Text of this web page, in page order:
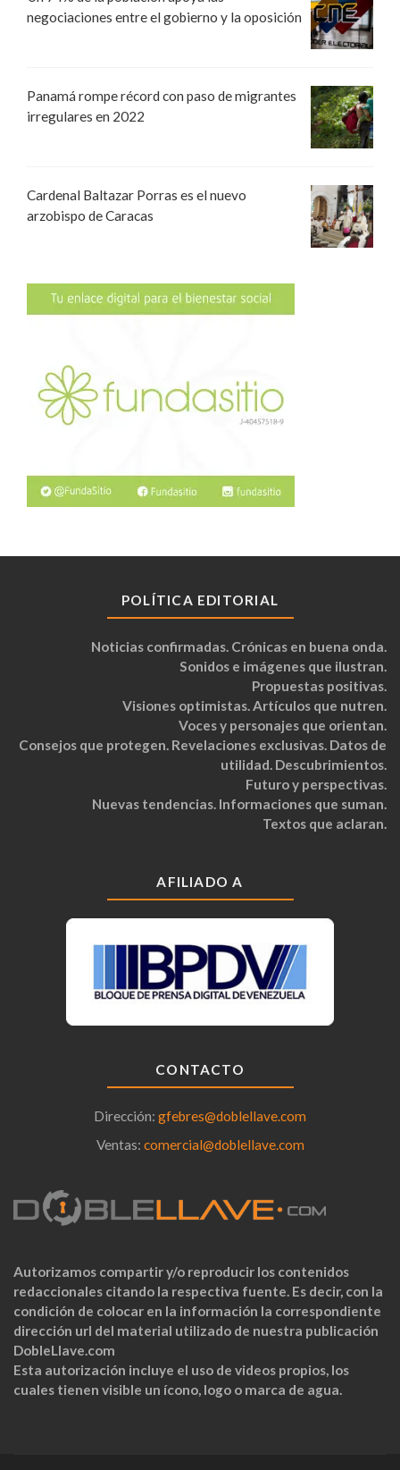
negociaciones entre el gobierno y la oposición
Panamá rompe récord con paso de migrantes
irregulares en 2022
Cardenal Baltazar Porras es el nuevo
arzobispo de Caracas
POLÍTICA EDITORIAL
Noticias confirmadas. Crónicas en buena onda.
Sonidos e imágenes que ilustran.
Propuestas positivas.
Visiones optimistas. Artículos que nutren.
Voces y personajes que orientan.
Consejos que protegen. Revelaciones exclusivas. Datos de
utilidad. Descubrimientos.
Futuro y perspectivas.
Nuevas tendencias. Informaciones que suman.
Textos que aclaran.
AFILIADO A
CONTACTO
Dirección: gfebres@doblellave.com
Ventas: comercial@doblellave.com
Autorizamos compartir y/o reproducir los contenidos
redaccionales citando la respectiva fuente. Es decir, con la
condición de colocar en la información la correspondiente
dirección url del material utilizado de nuestra publicación
DobleLlave.com
Esta autorización incluye el uso de videos propios, los
cuales tienen visible un ícono, logo o marca de agua.